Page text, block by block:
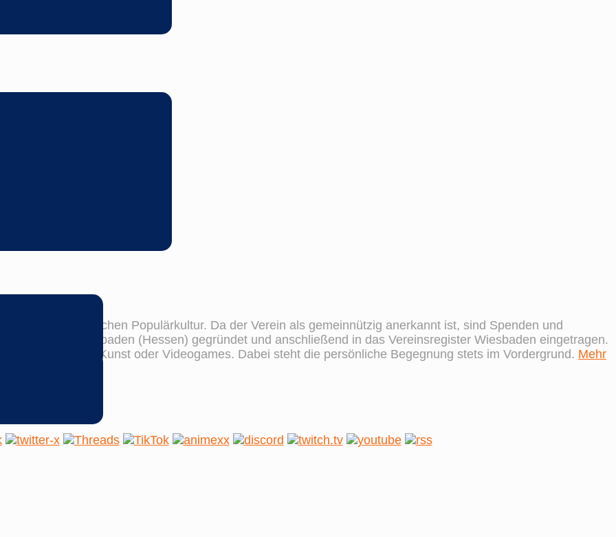
mit der japanischen Populärkultur. Da der Verein als gemeinnützig anerkannt ist, sind Spenden und
2009 in Wiesbaden (Hessen) gegründet und anschließend in das Vereinsregister Wiesbaden eingetragen.
wie Musik, Kunst oder Videogames. Dabei steht die persönliche Begegnung stets im Vordergrund. Mehr